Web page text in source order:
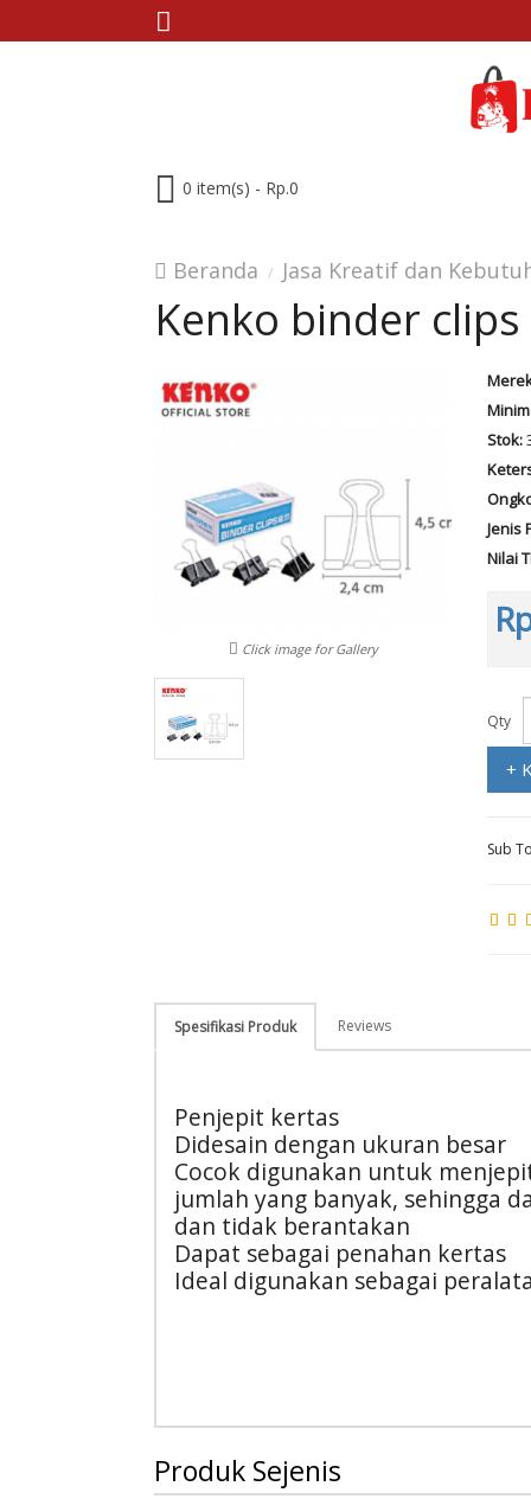
0 item(s) - Rp.0
Beranda Jasa Kreatif dan
Kenko binder
Click image for Gallery
Stok:
Jenis
Nilai
Qty
+
Sub
Spesifikasi Produk Reviews
Penjepit kertas
Didesain dengan ukuran besar
Cocok digunakan untuk
jumlah yang banyak, sehingga
dan tidak berantakan
Dapat sebagai penahan kertas
Ideal digunakan sebagai
Produk Sejenis